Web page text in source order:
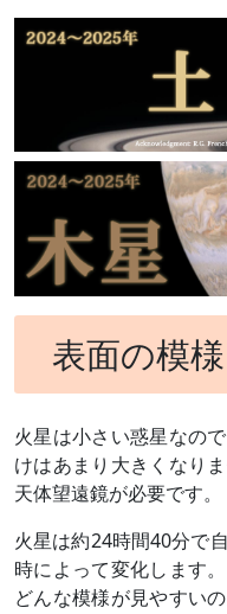
表面の模
火星は小さい惑星なの
けはあまり大きくなり
天体望遠鏡が必要です。
火星は約24時間40分で
時によって変化します
どんな模様が見やすい